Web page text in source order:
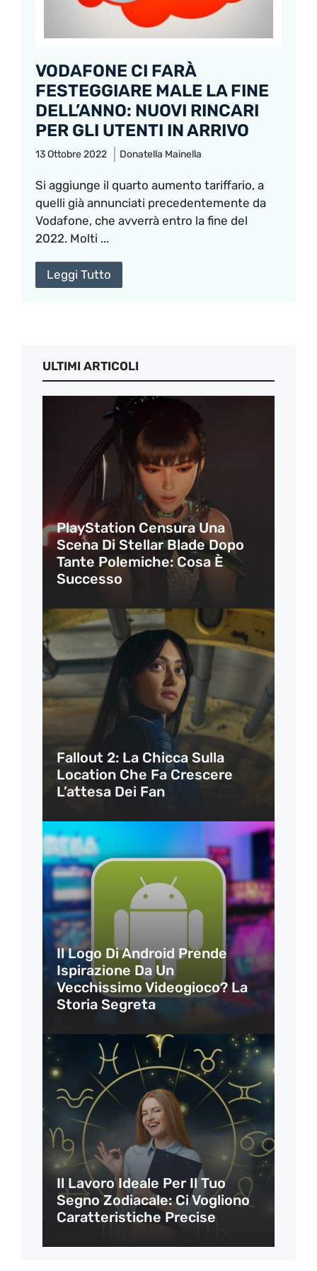
VODAFONE CI FARÀ
FESTEGGIARE MALE LA FINE
DELL’ANNO: NUOVI RINCARI
PER GLI UTENTI IN ARRIVO
13 Ottobre 2022 Donatella Mainella
Si aggiunge il quarto aumento tariffario, a
quelli già annunciati precedentemente da
Vodafone, che avverrà entro la fine del
2022. Molti ...
Leggi Tutto
ULTIMI ARTICOLI
PlayStation Censura Una
Scena Di Stellar Blade Dopo
Tante Polemiche: Cosa È
Successo
Fallout 2: La Chicca Sulla
Location Che Fa Crescere
L’attesa Dei Fan
Il Logo Di Android Prende
Ispirazione Da Un
Vecchissimo Videogioco? La
Storia Segreta
Il Lavoro Ideale Per Il Tuo
Segno Zodiacale: Ci Vogliono
Caratteristiche Precise